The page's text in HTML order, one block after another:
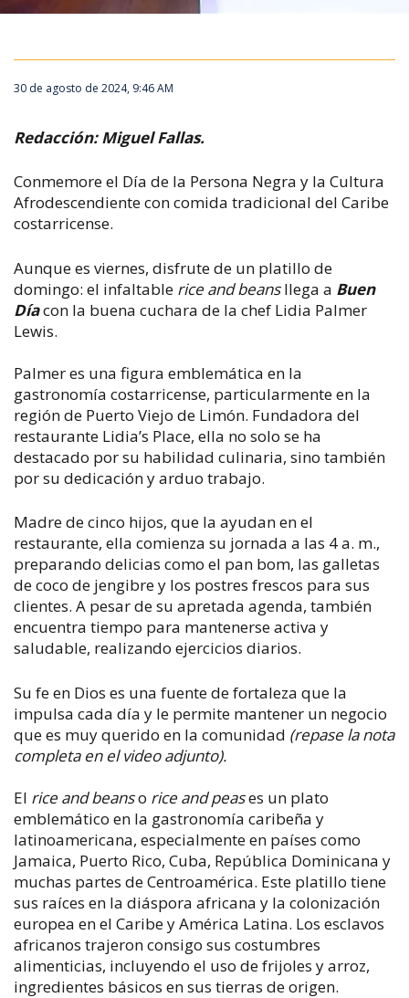
30 de agosto de 2024, 9:46 AM
Redacción: Miguel Fallas.
Conmemore el Día de la Persona Negra y la Cultura
Afrodescendiente con comida tradicional del Caribe
costarricense.
Aunque es viernes, disfrute de un platillo de
domingo: el infaltable rice and beansllega a Buen
Díacon la buena cuchara de la chef Lidia Palmer
Lewis.
Palmer es una figura emblemática en la
gastronomía costarricense, particularmente en la
región de Puerto Viejo de Limón. Fundadora del
restaurante Lidia’s Place, ella no solo se ha
destacado por su habilidad culinaria, sino también
por su dedicación y arduo trabajo.
Madre de cinco hijos, que la ayudan en el
restaurante, ella comienza su jornada a las 4 a. m.,
preparando delicias como el pan bom, las galletas
de coco de jengibre y los postres frescos para sus
clientes. A pesar de su apretada agenda, también
encuentra tiempo para mantenerse activa y
saludable, realizando ejercicios diarios.
Su fe en Dios es una fuente de fortaleza que la
impulsa cada día y le permite mantener un negocio
que es muy querido en la comunidad (repase la nota
completa en el video adjunto).
El rice and beanso rice and peases un plato
emblemático en la gastronomía caribeña y
latinoamericana, especialmente en países como
Jamaica, Puerto Rico, Cuba, República Dominicana y
muchas partes de Centroamérica. Este platillo tiene
sus raíces en la diáspora africana y la colonización
europea en el Caribe y América Latina. Los esclavos
africanos trajeron consigo sus costumbres
alimenticias, incluyendo el uso de frijoles y arroz,
ingredientes básicos en sus tierras de origen.